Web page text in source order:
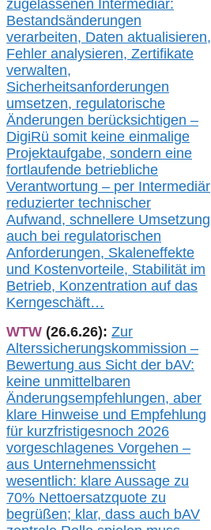
zugelassenen Intermediär:
Bestandsänderungen
verarbeiten, Daten aktualisieren,
Fehler analysieren, Zertifikate
verwalten,
Sicherheitsanforderungen
umsetzen, regulatorische
Änderungen berücksichtigen –
DigiRü somit keine einmalige
Projektaufgabe, sondern eine
fortlaufende betriebliche
Verantwortung – per Intermediär
reduzierter technischer
Aufwand, schnellere Umsetzung
auch bei regulatorischen
Anforderungen, Skaleneffekte
und Kostenvorteile, Stabilität im
Betrieb, Konzentration auf das
Kerngeschäft…
WTW (26.6.26): Zur
Alterssicherungskommission –
Bewertung aus Sicht der bAV:
keine unmittelbaren
Änderungsempfehlungen, aber
klare Hinweise und Empfehlung
für kurzfristigesnoch 2026
vorgeschlagenes Vorgehen –
aus Unternehmenssicht
wesentlich: klare Aussage zu
70% Nettoersatzquote zu
begrüßen; klar, dass auch bAV